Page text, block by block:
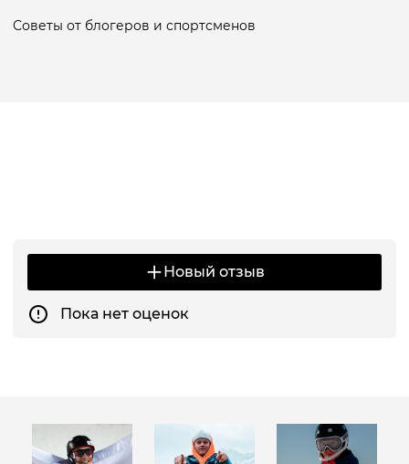
Советы от блогеров и спортсменов
Пока нет оценок
Новый отзыв